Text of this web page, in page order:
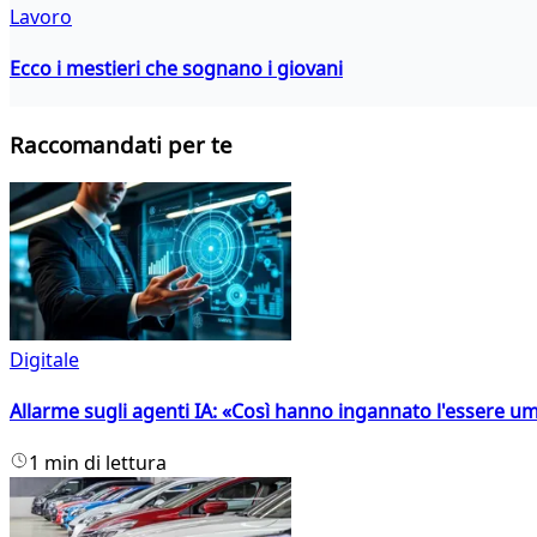
Lavoro
Ecco i mestieri che sognano i giovani
Raccomandati per te
Digitale
Allarme sugli agenti IA: «Così hanno ingannato l'essere
1 min di lettura